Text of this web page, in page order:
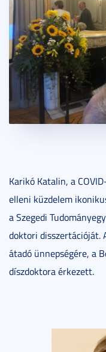
Karikó Katalin, a
elleni küzdelem
a Szegedi
doktori disszertációját.
átadó ünnepségére, a
díszdoktora érkezett.